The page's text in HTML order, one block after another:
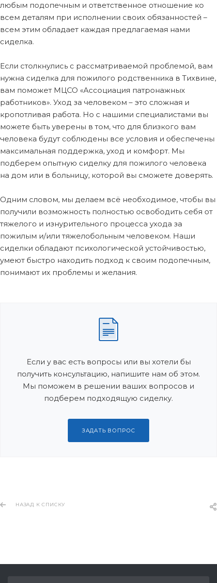
любым подопечным и ответственное отношение ко
всем деталям при исполнении своих обязанностей –
всем этим обладает каждая предлагаемая нами
сиделка.
Если столкнулись с рассматриваемой проблемой, вам
нужна сиделка для пожилого родственника в Тихвине,
вам поможет МЦСО «Ассоциация патронажных
работников». Уход за человеком – это сложная и
кропотливая работа. Но с нашими специалистами вы
можете быть уверены в том, что для близкого вам
человека будут соблюдены все условия и обеспечены
максимальная поддержка, уход и комфорт. Мы
подберем опытную сиделку для пожилого человека
на дом или в больницу, которой вы сможете доверять.
Одним словом, мы делаем всё необходимое, чтобы вы
получили возможность полностью освободить себя от
тяжелого и изнурительного процесса ухода за
пожилым и/или тяжелобольным человеком. Наши
сиделки обладают психологической устойчивостью,
умеют быстро находить подход к своим подопечным,
понимают их проблемы и желания.
Если у вас есть вопросы или вы хотели бы
получить консультацию, напишите нам об этом.
Мы поможем в решении ваших вопросов и
подберем подходящую сиделку.
ЗАДАТЬ ВОПРОС
НАЗАД К СПИСКУ